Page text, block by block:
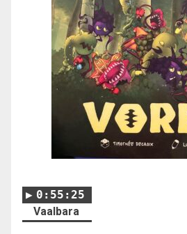
0:55:25
Vaalbara